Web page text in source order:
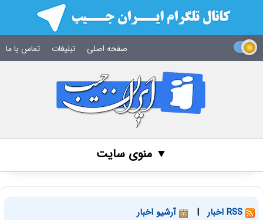
صفحه اصلی تبلیغات تماس با ما
▼ منوی سایت
| آرشیو اخبار